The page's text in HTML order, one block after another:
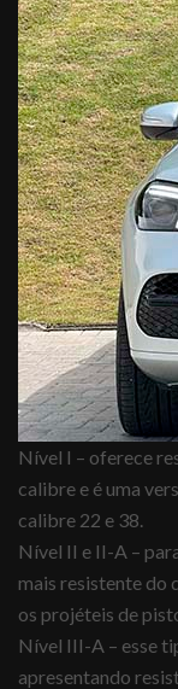
Nível I – oferece
calibre e é uma
calibre 22 e 38.
Nível II e II-A –
mais resistente do
os projéteis de
Nível III-A – esse
apresentando